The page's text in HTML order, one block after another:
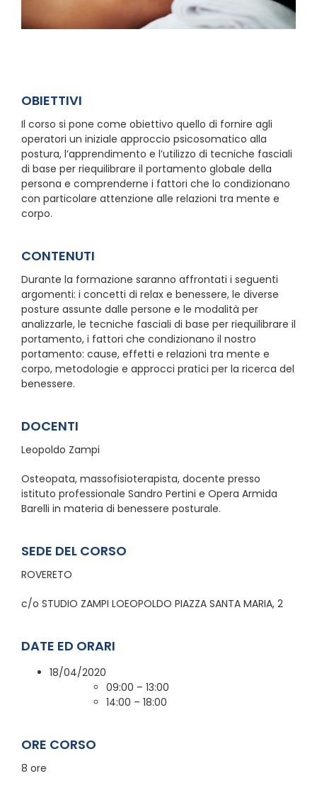
OBIETTIVI
Il corso si pone come obiettivo quello di fornire agli
operatori un iniziale approccio psicosomatico alla
postura, l’apprendimento e l’utilizzo di tecniche fasciali
di base per riequilibrare il portamento globale della
persona e comprenderne i fattori che lo condizionano
con particolare attenzione alle relazioni tra mente e
corpo.
CONTENUTI
Durante la formazione saranno affrontati i seguenti
argomenti: i concetti di relax e benessere, le diverse
posture assunte dalle persone e le modalità per
analizzarle, le tecniche fasciali di base per riequilibrare il
portamento, i fattori che condizionano il nostro
portamento: cause, effetti e relazioni tra mente e
corpo, metodologie e approcci pratici per la ricerca del
benessere.
DOCENTI
Leopoldo Zampi
Osteopata, massofisioterapista, docente presso
istituto professionale Sandro Pertini e Opera Armida
Barelli in materia di benessere posturale.
SEDE DEL CORSO
ROVERETO
c/o STUDIO ZAMPI LOEOPOLDO PIAZZA SANTA MARIA, 2
DATE ED ORARI
18/04/2020
09:00 – 13:00
14:00 – 18:00
ORE CORSO
8 ore